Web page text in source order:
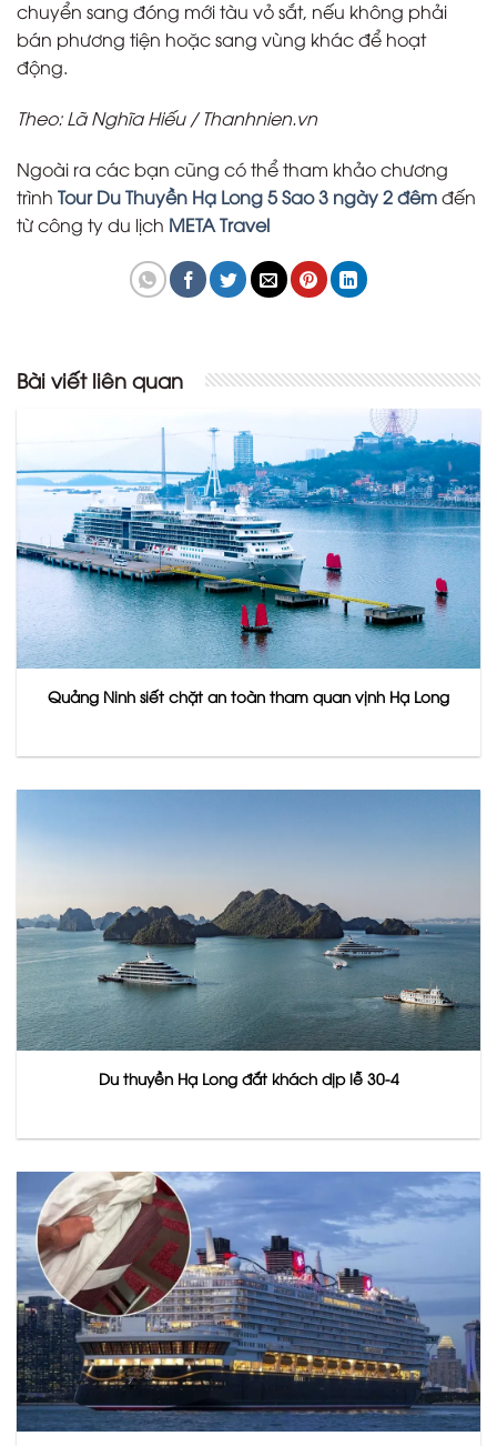
chuyển sang đóng mới tàu vỏ sắt, nếu không phải
bán phương tiện hoặc sang vùng khác để hoạt
động.
Theo: Lã Nghĩa Hiếu / Thanhnien.vn
Ngoài ra các bạn cũng có thể tham khảo chương
trình Tour Du Thuyền Hạ Long 5 Sao 3 ngày 2 đêmđến
từ công ty du lịch META Travel
Bài viết liên quan
Quảng Ninh siết chặt an toàn tham quan vịnh Hạ Long
Du thuyền Hạ Long đắt khách dịp lễ 30-4